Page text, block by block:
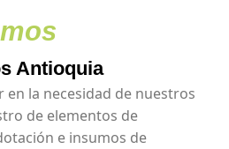
Antioquia
en la necesidad de nuestros
de elementos de
e insumos de